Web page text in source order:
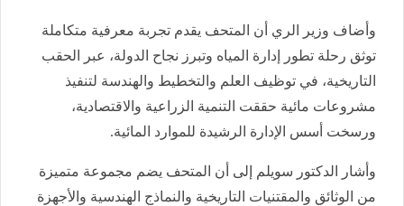
وأضاف وزير الري أن المتحف يقدم تجربة معرفية متكاملة
توثق رحلة تطور إدارة المياه وتبرز نجاح الدولة، عبر الحقب
التاريخية، في توظيف العلم والتخطيط والهندسة لتنفيذ
مشروعات مائية حققت التنمية الزراعية والاقتصادية،
ورسخت أسس الإدارة الرشيدة للموارد المائية.
وأشار الدكتور سويلم إلى أن المتحف يضم مجموعة متميزة
من الوثائق والمقتنيات التاريخية والنماذج الهندسية والأجهزة